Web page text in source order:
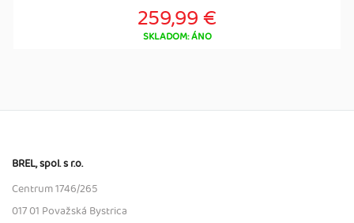
259,99 €
SKLADOM: ÁNO
BREL, spol. s r.o.
Centrum 1746/265
017 01 Považská Bystrica